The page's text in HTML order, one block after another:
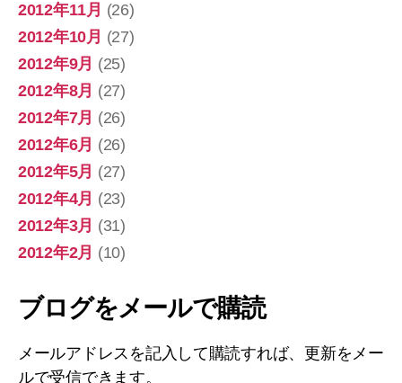
2012年11月 (26)
2012年10月 (27)
2012年9月 (25)
2012年8月 (27)
2012年7月 (26)
2012年6月 (26)
2012年5月 (27)
2012年4月 (23)
2012年3月 (31)
2012年2月 (10)
ブログをメールで購読
メールアドレスを記入して購読すれば、更新をメー
ルで受信できます。